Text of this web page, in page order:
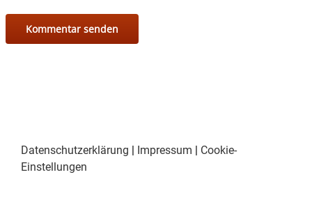
Datenschutzerklärung | Impressum | Cookie-
Einstellungen